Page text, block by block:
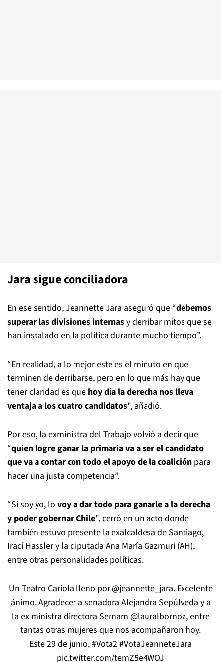
Jara sigue conciliadora
En ese sentido, Jeannette Jara aseguró que “debemos
superar las divisiones internasy derribar mitos que se
han instalado en la política durante mucho tiempo”.
“En realidad, a lo mejor este es el minuto en que
terminen de derribarse, pero en lo que más hay que
tener claridad es que hoy día la derecha nos lleva
ventaja a los cuatro candidatos", añadió.
Por eso, la exministra del Trabajo volvió a decir que
“quien logre ganar la primaria va a ser el candidato
que va a contar con todo el apoyo de la coalición para
hacer una justa competencia”.
“Si soy yo, lo voy a dar todo para ganarle a la derecha
y poder gobernar Chile", cerró en un acto donde
también estuvo presente la exalcaldesa de Santiago,
Irací Hassler y la diputada Ana María Gazmuri (AH),
entre otras personalidades políticas.
Un Teatro Cariola lleno por@jeannette_jara. Excelente
ánimo. Agradecer a senadora Alejandra Sepúlveda y a
la ex ministra directora Sernam @lauralbornoz, entre
tantas otras mujeres que nos acompañaron hoy.
Este 29 de junio,#Vota2#VotaJeanneteJara
pic.twitter.com/temZ5e4WOJ